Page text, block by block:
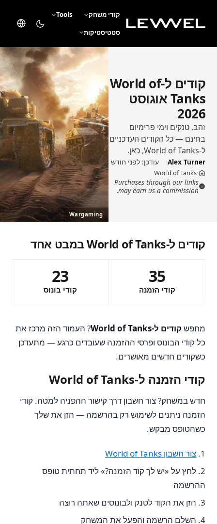
קודי משחק Tools
סטטיסטיקות
קודים ל-World of
Tanks אוגוסט
2026
זהב, טנקים וימי פרימיום
בחינם — כל הקודים העדכניים
ל-World of Tanks, כאן.
Alex Turner עודכן: לפני חודש
בית
›
World of Tanks
Purchases through our links
may earn us a commission.
Wargaming
קודים ל-World of Tanks במבט אחד
35
קודי הזמנה
23
קודי בונוס
מחפשקודים ל-World of Tanks
? העמוד הזה מרכז את
כל קודי הבונוס ופרסי ההזמנה שעובדים כרגע — מתעדכן
כשקודים חדשים מאושרים.
קודי הזמנה ל-World of Tanks
חדש במשחק? צור חשבון דרך קישור ההפניה למטה. קודי
הזמנה ניתנים לשימוש רק בהרשמה — הזן את שלך
כשהטופס מבקש.
צור חשבון World of Tanks
לחץ על «יש לך קוד הזמנה?» ליד תחתית טופס
ההרשמה
הזן את הקוד לטנק ולבונוסים שאתה רוצה
השלם הרשמה והפעל את המשחק